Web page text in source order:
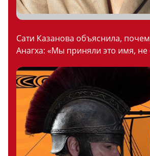
Сати Казанова объяснила,
Анагха: «Мы приняли это имя, не